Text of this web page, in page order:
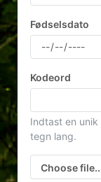
Fødselsdato
Kodeord
Indtast en
tegn lang.